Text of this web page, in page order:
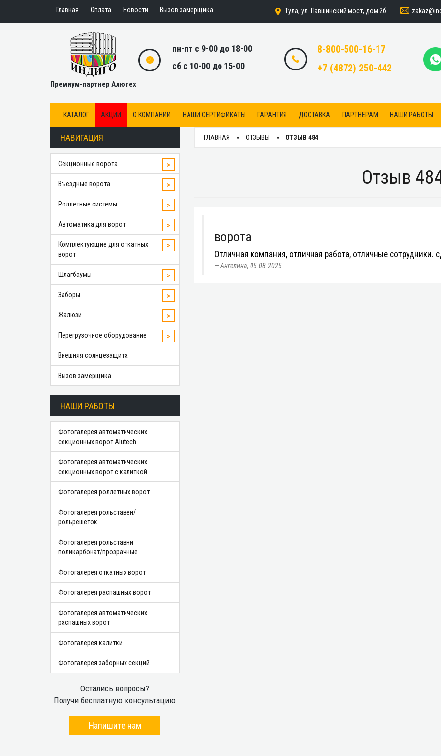
Главная Оплата Новости Вызов замерщика Тула, ул. Павшинский мост, дом 2б.
Премиум-партнер Алютех
пн-пт с 9-00 до 18-00
сб с 10-00 до 15-00
8-800-500-16-17
+7 (4872) 250-442
КАТАЛОГ АКЦИИ О КОМПАНИИ НАШИ СЕРТИФИКАТЫ ГАРАНТИЯ ДОСТАВКА ПАРТНЕРАМ НАШИ РАБОТЫ
НАВИГАЦИЯ
Секционные ворота >
Въездные ворота >
Роллетные системы >
Автоматика для ворот >
Комплектующие для откатных
ворот
>
Шлагбаумы >
Заборы >
Жалюзи >
Перегрузочное оборудование >
Внешняя солнцезащита
Вызов замерщика
НАШИ РАБОТЫ
Фотогалерея автоматических
секционных ворот Alutech
Фотогалерея автоматических
секционных ворот с калиткой
Фотогалерея роллетных ворот
Фотогалерея рольставен/
рольрешеток
Фотогалерея рольставни
поликарбонат/прозрачные
Фотогалерея откатных ворот
Фотогалерея распашных ворот
Фотогалерея автоматических
распашных ворот
Фотогалерея калитки
Фотогалерея заборных секций
Остались вопросы?
Получи бесплатную консультацию
Напишите нам
ГЛАВНАЯ ОТЗЫВЫ ОТЗЫВ 484
Отзыв
ворота
Отличная компания, отличная работа, отличные сотрудники.
Ангелина, 05.08.2025